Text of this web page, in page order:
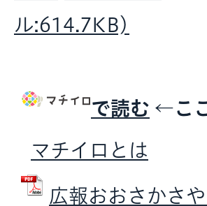
ル:614.7KB)
で読む ←こ
マチイロとは
広報おおさかさ